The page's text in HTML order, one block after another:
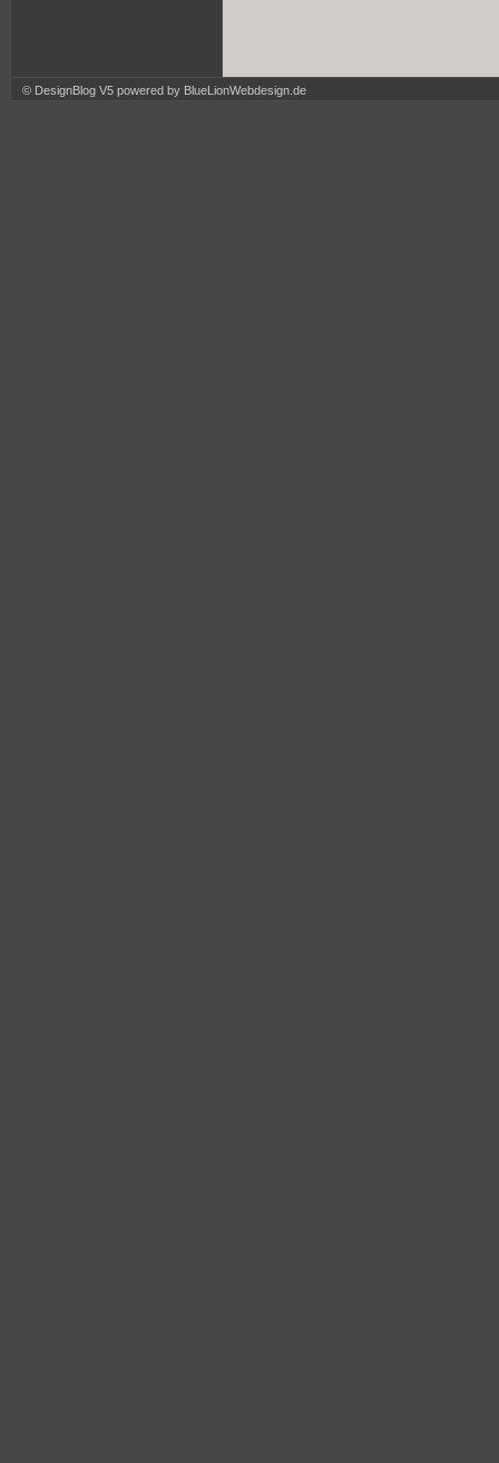
© DesignBlog V5 powered by BlueLionWebdesign.de